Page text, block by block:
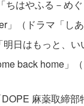
はやふる－めぐ
（ドラマ「し
日はもっと、い
back home」
麻薬取締部